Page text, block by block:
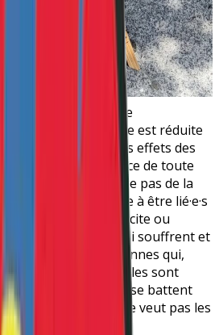
le processus de
dont l’espérance est réduite
, en partie à cause des effets des
impose en l’absence de toute
social ne relève pas de la
trop nombreux·se à être lié·e·s
celle-ci soit explicite ou
des personnes qui souffrent et
il y a aussi des personnes qui,
parce qu’elles sont
communautés qui se battent
la psychiatrie qui ne veut pas les